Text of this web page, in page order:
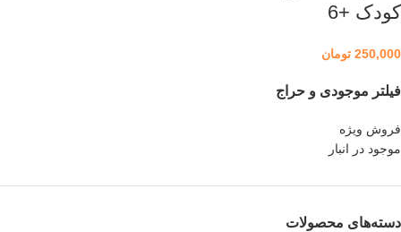
فیلتر موجودی و حراج
فروش ویژه
موجود در انبار
دسته‌های محصولات
کودک +6
250,000 تومان